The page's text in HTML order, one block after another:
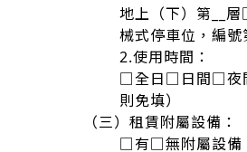
地上（下）第__
械式停車位，編號
2.使用時間：
□全日□日間□夜
則免填）
（三）租賃附屬設備：
□有□無附屬設備